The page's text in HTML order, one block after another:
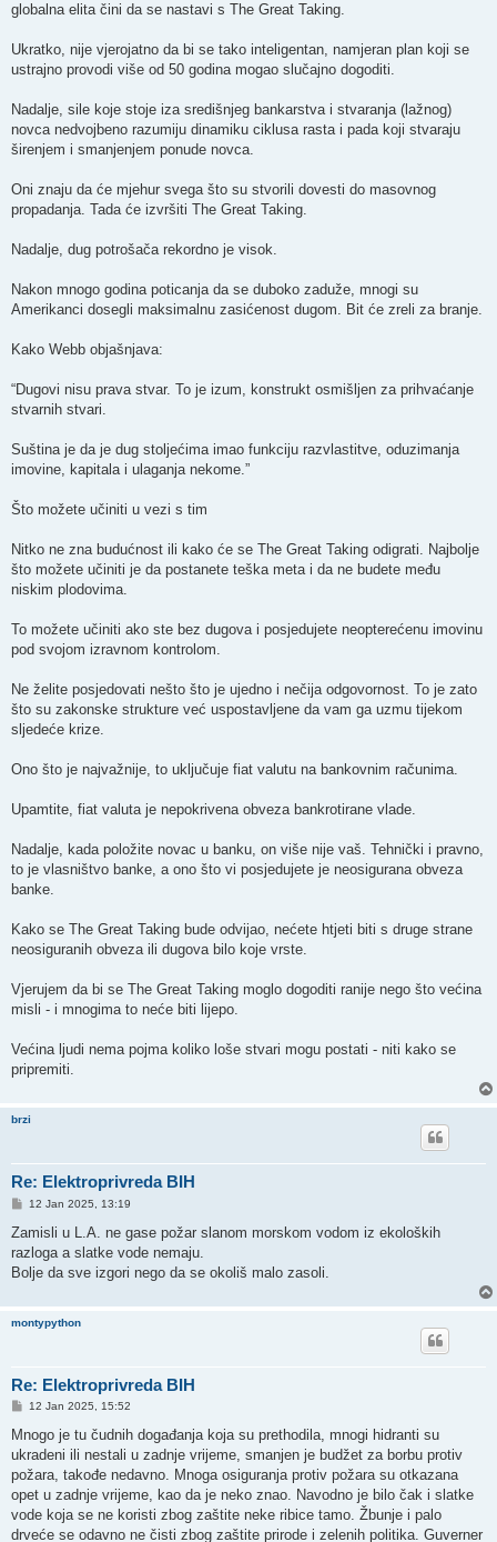
globalna elita čini da se nastavi s The Great Taking.
Ukratko, nije vjerojatno da bi se tako inteligentan, namjeran plan koji se
ustrajno provodi više od 50 godina mogao slučajno dogoditi.
Nadalje, sile koje stoje iza središnjeg bankarstva i stvaranja (lažnog)
novca nedvojbeno razumiju dinamiku ciklusa rasta i pada koji stvaraju
širenjem i smanjenjem ponude novca.
Oni znaju da će mjehur svega što su stvorili dovesti do masovnog
propadanja. Tada će izvršiti The Great Taking.
Nadalje, dug potrošača rekordno je visok.
Nakon mnogo godina poticanja da se duboko zaduže, mnogi su
Amerikanci dosegli maksimalnu zasićenost dugom. Bit će zreli za branje.
Kako Webb objašnjava:
“Dugovi nisu prava stvar. To je izum, konstrukt osmišljen za prihvaćanje
stvarnih stvari.
Suština je da je dug stoljećima imao funkciju razvlastitve, oduzimanja
imovine, kapitala i ulaganja nekome.”
Što možete učiniti u vezi s tim
Nitko ne zna budućnost ili kako će se The Great Taking odigrati. Najbolje
što možete učiniti je da postanete teška meta i da ne budete među
niskim plodovima.
To možete učiniti ako ste bez dugova i posjedujete neopterećenu imovinu
pod svojom izravnom kontrolom.
Ne želite posjedovati nešto što je ujedno i nečija odgovornost. To je zato
što su zakonske strukture već uspostavljene da vam ga uzmu tijekom
sljedeće krize.
Ono što je najvažnije, to uključuje fiat valutu na bankovnim računima.
Upamtite, fiat valuta je nepokrivena obveza bankrotirane vlade.
Nadalje, kada položite novac u banku, on više nije vaš. Tehnički i pravno,
to je vlasništvo banke, a ono što vi posjedujete je neosigurana obveza
banke.
Kako se The Great Taking bude odvijao, nećete htjeti biti s druge strane
neosiguranih obveza ili dugova bilo koje vrste.
Vjerujem da bi se The Great Taking moglo dogoditi ranije nego što većina
misli - i mnogima to neće biti lijepo.
Većina ljudi nema pojma koliko loše stvari mogu postati - niti kako se
pripremiti.
brzi
Re: Elektroprivreda BIH
P
s
12 Jan 2025, 13:19
Zamisli u L.A. ne gase požar slanom morskom vodom iz ekoloških
razloga a slatke vode nemaju.
Bolje da sve izgori nego da se okoliš malo zasoli.
montypython
Re: Elektroprivreda BIH
P
s
12 Jan 2025, 15:52
Mnogo je tu čudnih događanja koja su prethodila, mnogi hidranti su
ukradeni ili nestali u zadnje vrijeme, smanjen je budžet za borbu protiv
požara, takođe nedavno. Mnoga osiguranja protiv požara su otkazana
opet u zadnje vrijeme, kao da je neko znao. Navodno je bilo čak i slatke
vode koja se ne koristi zbog zaštite neke ribice tamo. Žbunje i palo
drveće se odavno ne čisti zbog zaštite prirode i zelenih politika. Guverner